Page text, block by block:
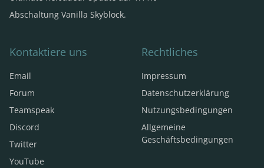
Abschaltung Vanilla Skyblock.
Kontaktiere uns
Email
Forum
Teamspeak
Discord
Twitter
YouTube
Rechtliches
Impressum
Datenschutzerklärung
Nutzungsbedingungen
Allgemeine
Geschäftsbedingungen